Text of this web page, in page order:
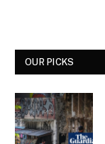
OUR PICKS